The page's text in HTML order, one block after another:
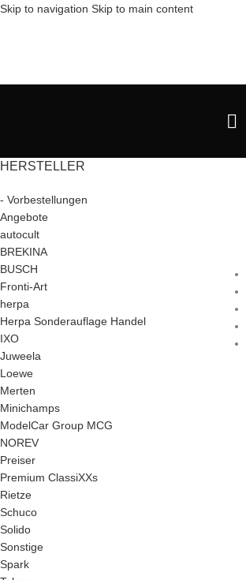
Skip to navigation Skip to main content
HERSTELLER
- Vorbestellungen
Angebote
autocult
BREKINA
BUSCH
Fronti-Art
herpa
Herpa Sonderauflage Handel
IXO
Juweela
Loewe
Merten
Minichamps
ModelCar Group MCG
NOREV
Preiser
Premium ClassiXXs
Rietze
Schuco
Solido
Sonstige
Spark